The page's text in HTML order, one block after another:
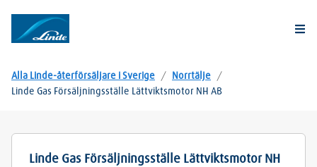
Alla Linde-återförsäljare i Sverige / Norrtälje
/
Linde Gas Försäljningsställe Lättviktsmotor NH AB
Linde Gas Försäljningsställe Lättviktsmotor NH